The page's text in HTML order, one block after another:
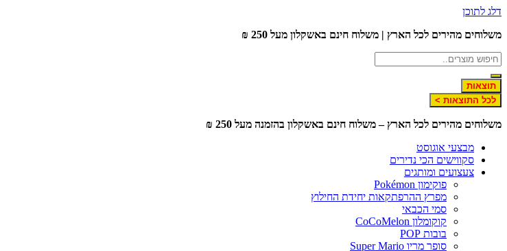
דלג לתוכן
משלוחים מהירים לכל הארץ | משלוח חינם באשקלון מעל 250 ₪
תוצאות
לכל התוצאות >
משלוחים מהירים לכל הארץ – משלוח חינם באשקלון בהזמנה מעל 250 ₪
מבצעי אוגוסט
סקווישים הכי נדירים
צעצועים ומותגים
פוקימון Pokémon
מפרץ ההרפתקאות יחידת החילוץ
סמי הכבאי
קוקומלון CoCoMelon
בובות POP
סופר מריו Super Mario